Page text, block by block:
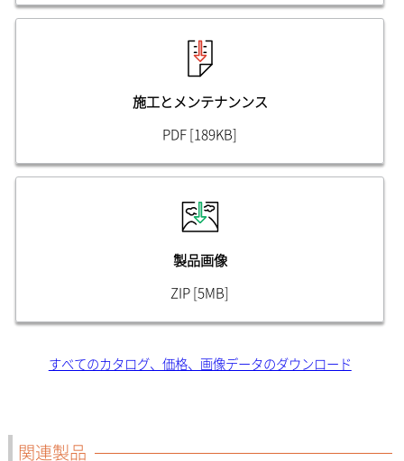
施工とメンテナンンス
PDF [189KB]
製品画像
ZIP [5MB]
すべてのカタログ、価格、画像データのダウンロード
関連製品